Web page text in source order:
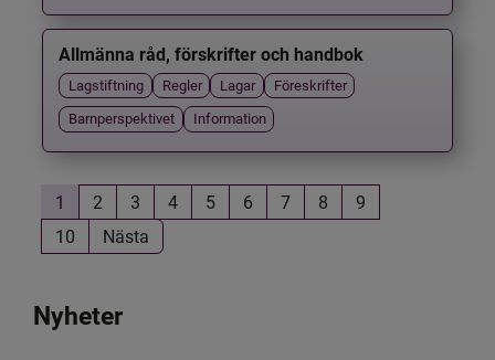
Allmänna råd, förskrifter och handbok
Lagstiftning Regler Lagar
Föreskrifter
Barnperspektivet
Information
1 2 3 4 5 6 7 8
9
10
Nästa
Nyheter